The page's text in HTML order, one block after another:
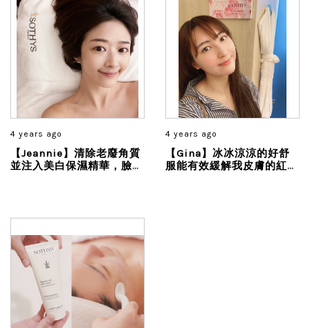
4 years ago
【Jeannie】清除老廢角質
並注入美白保濕精華，臉頰
4 years ago
【Gina】冰冰涼涼的好舒
服能有效緩解我皮膚的紅